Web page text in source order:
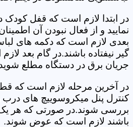
در ابتدا لازم است که قفل کودک
نمایید و از فعال نبودن آن
بعدی لازم است که دکمه های
گیر نیفتاده باشند.در گام بعد
جریان برق در دستگاه مطلع
در آخرین مرحله لازم است که
کنترل پنل میکروسوییچ های درب
بررسی شوند.در صورتی که هر
باشند لازم است که عوض شوند.